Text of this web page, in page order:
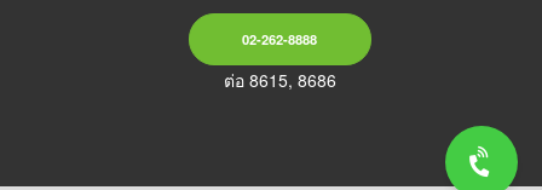
02-262-8888
ต่อ 8615, 8686